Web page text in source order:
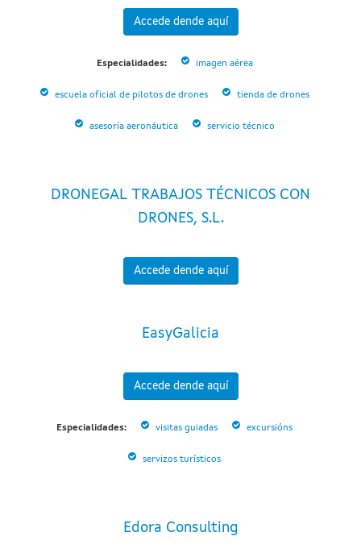
Accede dende aquí
Especialidades: imagen aérea
escuela oficial de pilotos de drones tienda de drones
asesoría aeronáutica servicio técnico
DRONEGAL TRABAJOS TÉCNICOS CON
DRONES, S.L.
Accede dende aquí
EasyGalicia
Accede dende aquí
Especialidades: visitas guiadas excursións
servizos turísticos
Edora Consulting